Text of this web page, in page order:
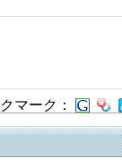
マーク：